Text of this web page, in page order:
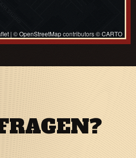
| ©OpenStreetMapcontributors ©CARTO